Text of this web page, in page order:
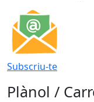
Subscriu-te
Plànol /